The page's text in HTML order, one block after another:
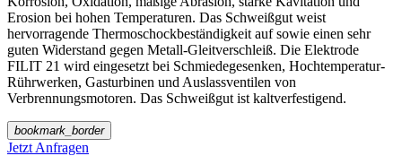
Erosion bei hohen Temperaturen. Das Schweiß­gut weist
hervorragende Thermoschock­beständigkeit auf sowie einen sehr
guten Widerstand gegen Metall-Gleitverschleiß. Die Elektrode
FILIT 21 wird eingesetzt bei Schmiedegesenken, Hochtemperatur-
Rührwerken, Gasturbinen und Auslassventilen von
Verbrennungsmotoren. Das Schweißgut ist kaltverfestigend.
bookmark_border
Jetzt Anfragen